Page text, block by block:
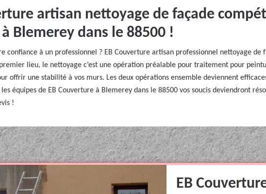
artisan nettoyage de façade
Blemerey dans le 88500 !
confiance à un professionnel ? EB Couverture artisan professionnel nettoyage
lieu, le nettoyage c’est une opération préalable pour traitement pour
offrir une stabilité à vos murs. Les deux opérations ensemble deviennent
équipes de EB Couverture à Blemerey dans le 88500 vos soucis deviendront
!
EB